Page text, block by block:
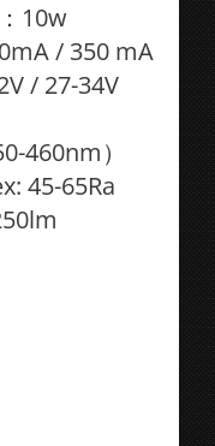
10w
/ 350 mA
/ 27-34V
460nm）
45-65Ra